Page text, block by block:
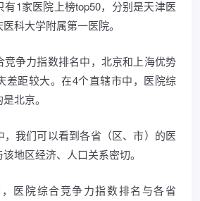
有1家医院上榜top50，分别是天津医
科大学附属第一医院。
竞争力指数排名中，北京和上海优势
差距较大。在4个直辖市中，医院综
北京。
，我们可以看到各省（区、市）的医
地区经济、人口关系密切。
医院综合竞争力指数排名与各省